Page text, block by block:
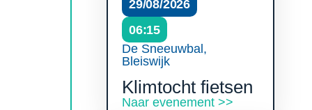
29/08/2026
06:15
De Sneeuwbal,
Bleiswijk
Klimtocht fietsen
Naar evenement >>